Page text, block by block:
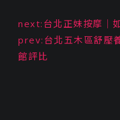
next:台北正妹按摩｜
prev:台北五木區舒壓
館評比